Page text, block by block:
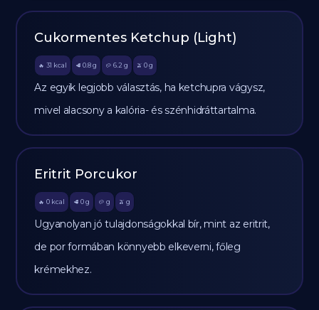
Cukormentes Ketchup (Light)
🔥 31 kcal 🥩 0.8 g 🥔 6.2 g 🫒 0 g
Az egyik legjobb választás, ha ketchupra vágysz,
mivel alacsony a kalória- és szénhidráttartalma.
Eritrit Porcukor
🔥 0 kcal 🥩 0 g 🥔 g 🫒 g
Ugyanolyan jó tulajdonságokkal bír, mint az eritrit,
de por formában könnyebb elkeverni, főleg
krémekhez.